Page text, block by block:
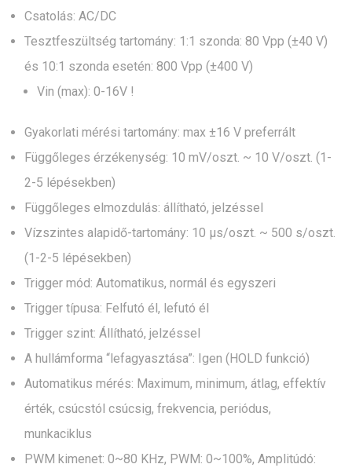
Csatolás: AC/DC
Tesztfeszültség tartomány: 1:1 szonda: 80 Vpp (±40 V)
és 10:1 szonda esetén: 800 Vpp (±400 V)
Vin (max): 0-16V !
Gyakorlati mérési tartomány: max ±16 V preferrált
Függőleges érzékenység: 10 mV/oszt. ~ 10 V/oszt. (1-
2-5 lépésekben)
Függőleges elmozdulás: állítható, jelzéssel
Vízszintes alapidő-tartomány: 10 μs/oszt. ~ 500 s/oszt.
(1-2-5 lépésekben)
Trigger mód: Automatikus, normál és egyszeri
Trigger típusa: Felfutó él, lefutó él
Trigger szint: Állítható, jelzéssel
A hullámforma “lefagyasztása”: Igen (HOLD funkció)
Automatikus mérés: Maximum, minimum, átlag, effektív
érték, csúcstól csúcsig, frekvencia, periódus,
munkaciklus
PWM kimenet: 0~80 KHz, PWM: 0~100%, Amplitúdó: